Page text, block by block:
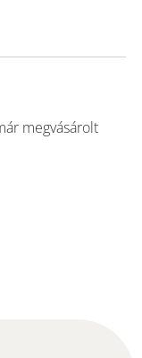
megvásárolt